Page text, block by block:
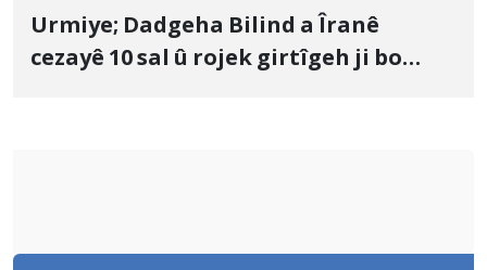
Urmiye; Dadgeha Bilind a Îranê
cezayê 10 sal û rojek girtîgeh ji bo